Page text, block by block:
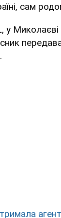
сам
у Миколаєві